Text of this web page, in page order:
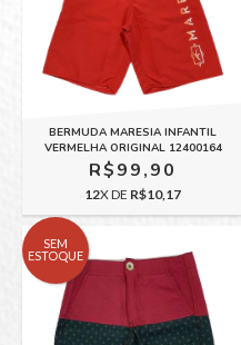
BERMUDA MARESIA INFANTIL
VERMELHA ORIGINAL 12400164
R$99,90
12X DE R$10,17
SEM
ESTOQUE